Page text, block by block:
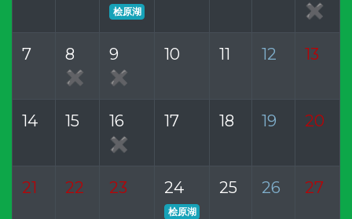
桧原湖
✖
7
8
✖
9
✖
10 11 12 13
14 15
16
✖
17 18 19 20
21 22 23 24
桧原湖
25 26 27